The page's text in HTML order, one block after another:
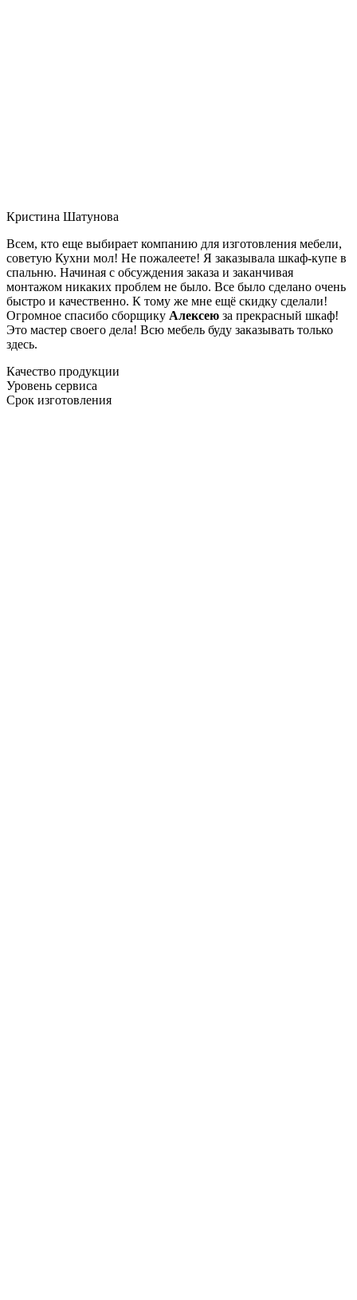
Кристина Шатунова
Всем, кто еще выбирает компанию для изготовления мебели,
советую Кухни мол! Не пожалеете! Я заказывала шкаф-купе в
спальню. Начиная с обсуждения заказа и заканчивая
монтажом никаких проблем не было. Все было сделано очень
быстро и качественно. К тому же мне ещё скидку сделали!
Огромное спасибо сборщику Алексею за прекрасный шкаф!
Это мастер своего дела! Всю мебель буду заказывать только
здесь.
Качество продукции
Уровень сервиса
Срок изготовления